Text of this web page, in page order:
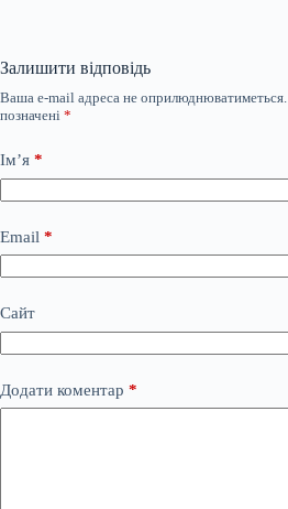
Залишити відповідь
Ваша e-mail адреса не оприлюднюватиметься.
позначені *
Ім’я *
Email *
Сайт
Додати коментар *